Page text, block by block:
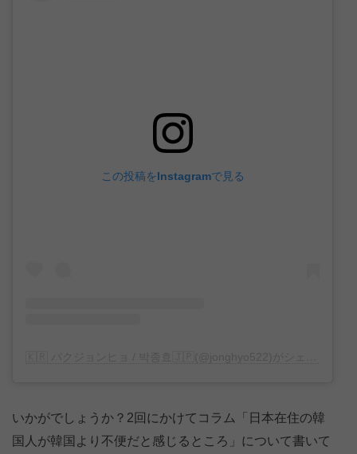
この投稿をInstagramで見る
いかがでしょうか？2回にかけてコラム「日本在住の韓
国人が韓国より不便だと感じるところ」について書いて